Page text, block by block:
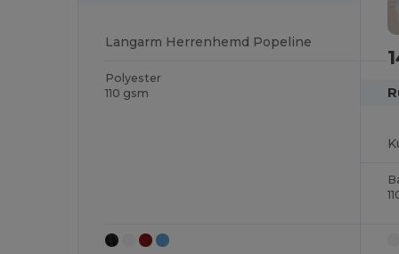
Langarm Herrenhemd Popeline
Polyester
110 gsm